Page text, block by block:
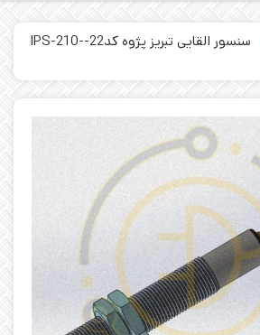
سنسور القایی تبریز پژوه کد22-IPS-210-